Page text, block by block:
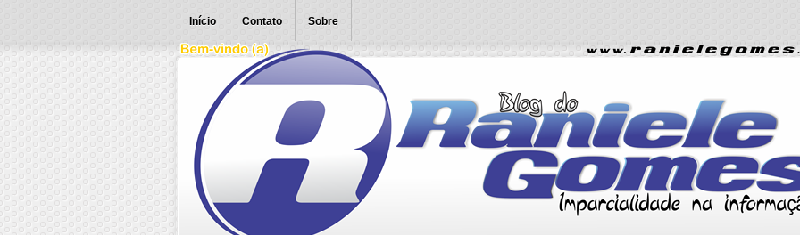
Início Contato Sobre